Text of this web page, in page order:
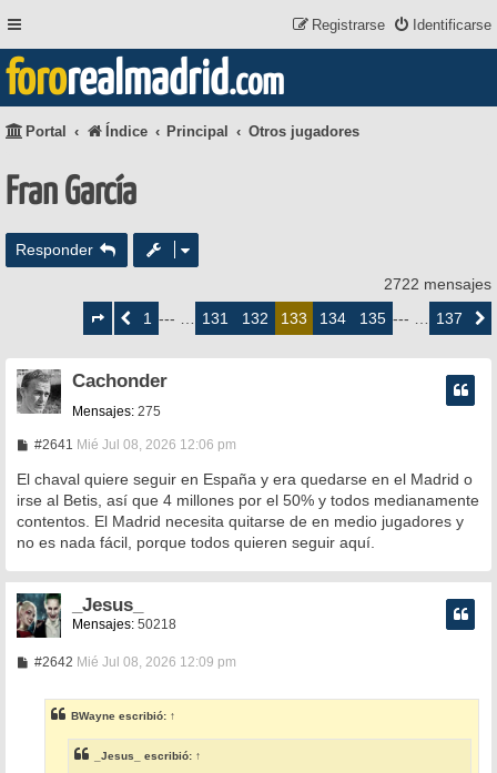
Identificarse
Registrarse
fororealmadrid.com
Portal Índice Principal Otros jugadores
Fran García
Responder
2722 mensajes
deAnterior1 --- … 131 132 133 134 135 --- … 137
Cachonder
Mensajes: 275
#2641 M
n
a
j
e
Mié Jul 08, 2026 12:06 pm
El chaval quiere seguir en España y era quedarse en el Madrid o
irse al Betis, así que 4 millones por el 50% y todos medianamente
contentos. El Madrid necesita quitarse de en medio jugadores y
no es nada fácil, porque todos quieren seguir aquí.
_Jesus_
Mensajes: 50218
#2642M
a
j
e
Mié Jul 08, 2026 12:09 pm
BWayne escribió: ↑
_Jesus_ escribió: ↑